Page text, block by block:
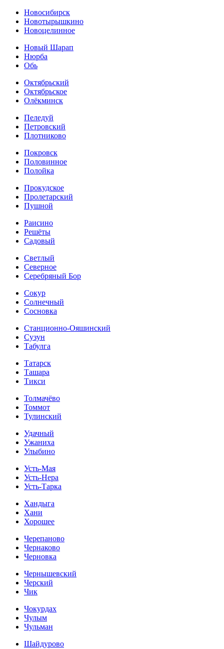
Новосибирск
Новотырышкино
Новоцелинное
Новый Шарап
Нюрба
Обь
Октябрьский
Октябрьское
Олёкминск
Пеледуй
Петровский
Плотниково
Покровск
Половинное
Полойка
Прокудское
Пролетарский
Пушной
Раисино
Решёты
Садовый
Светлый
Северное
Серебряный Бор
Сокур
Солнечный
Сосновка
Станционно-Ояшинский
Сузун
Табулга
Татарск
Ташара
Тикси
Толмачёво
Томмот
Тулинский
Удачный
Ужаниха
Улыбино
Усть-Мая
Усть-Нера
Усть-Тарка
Хандыга
Хани
Хорошее
Черепаново
Чернаково
Черновка
Чернышевский
Черский
Чик
Чокурдах
Чулым
Чульман
Шайдурово